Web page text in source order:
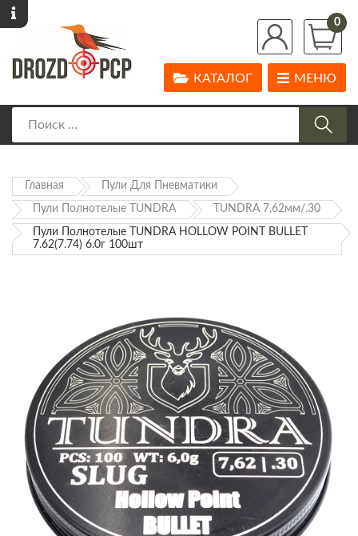
0
МЕНЮ
КАТАЛОГ
Главная Пули Для Пневматики
Пули Полнотелые TUNDRA TUNDRA 7,62мм/.30
Пули Полнотелые TUNDRA HOLLOW POINT BULLET
7.62(7.74) 6.0г 100шт